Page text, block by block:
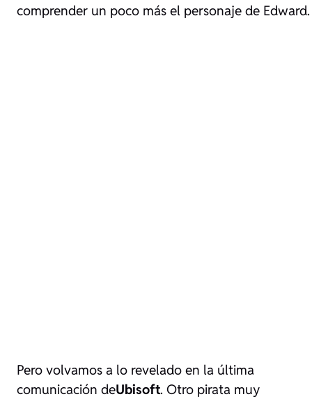
comprender un poco más el personaje de Edward.
Pero volvamos a lo revelado en la última
comunicación deUbisoft. Otro pirata muy